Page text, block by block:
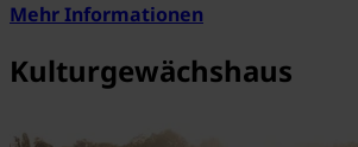
Mehr Informationen
Kulturgewächshaus